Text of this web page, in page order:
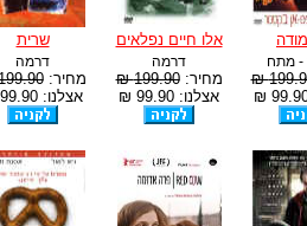
- מתח
אלו חיים נפלאים
דרמה
מחיר:199.90 ₪
אצלנו: 99.90 ₪
שרית
דרמה
מחיר:₪
אצלנו: 99.90 ₪